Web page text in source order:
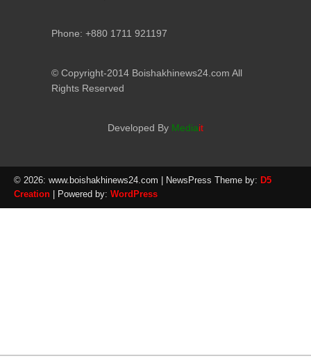
Phone: +880 1711 921197
© Copyright-2014 Boishakhinews24.com All
Rights Reserved
Developed By Mediait
© 2026: www.boishakhinews24.com | NewsPress Theme by: D5
Creation | Powered by: WordPress